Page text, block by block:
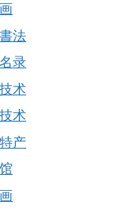
法
录
术
术
产